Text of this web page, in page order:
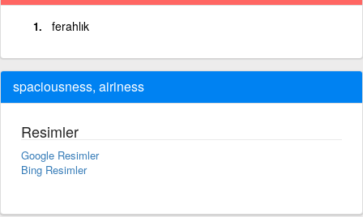
ferahlık
spaciousness, airiness
Resimler
Google Resimler
Bing Resimler